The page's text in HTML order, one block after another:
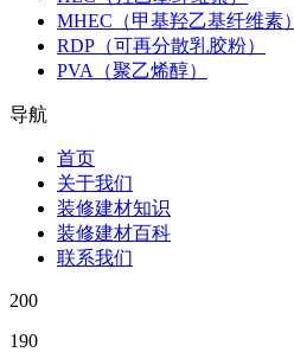
MHEC（甲基羟乙基纤维素）
RDP（可再分散乳胶粉）
PVA（聚乙烯醇）
导航
首页
关于我们
装修建材知识
装修建材百科
联系我们
200
190